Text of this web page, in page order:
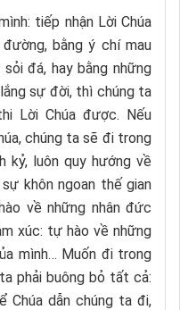
tiếp nhận Lời Chúa
bằng ý chí mau
đá, hay bằng những
sự đời, thì chúng ta
Lời Chúa được. Nếu
chúng ta sẽ đi trong
luôn quy hướng về
khôn ngoan thế gian
về những nhân đức
xúc: tự hào về những
mình… Muốn đi trong
phải buông bỏ tất cả:
Chúa dẫn chúng ta đi,